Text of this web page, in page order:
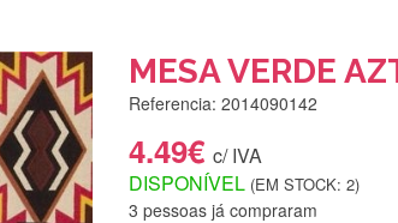
MESA VERDE
Referencia: 2014090142
4.49€ c/ IVA
DISPONÍVEL (EM STOCK: 2)
3 pessoas já compraram